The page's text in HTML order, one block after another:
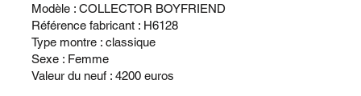
Modèle : COLLECTOR BOYFRIEND
Référence fabricant : H6128
Type montre : classique
Sexe : Femme
Valeur du neuf : 4200 euros